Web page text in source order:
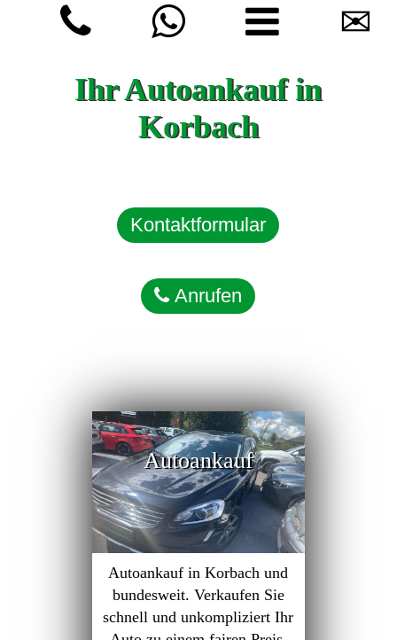
✉
Ihr Autoankauf in
Korbach
Kontaktformular
Anrufen
Autoankauf
Autoankauf in Korbach und
bundesweit. Verkaufen Sie
schnell und unkompliziert Ihr